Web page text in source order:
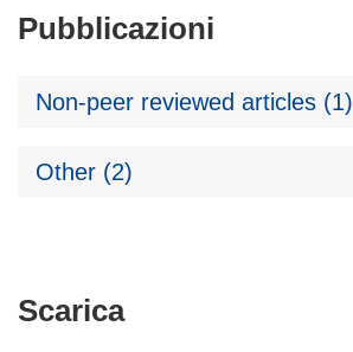
Pubblicazioni
Non-peer reviewed articles (1)
Other (2)
ScaricaScarica